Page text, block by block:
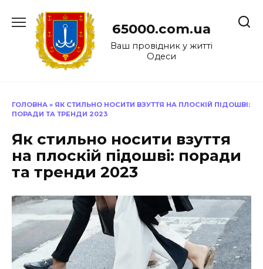
до
65000.com.ua
Ваш провідник у житті
Одеси
ГОЛОВНА » ЯК СТИЛЬНО НОСИТИ ВЗУТТЯ НА ПЛОСКІЙ ПІДОШВІ:
ПОРАДИ ТА ТРЕНДИ 2023
Як стильно носити взуття
на плоскій підошві: поради
та тренди 2023